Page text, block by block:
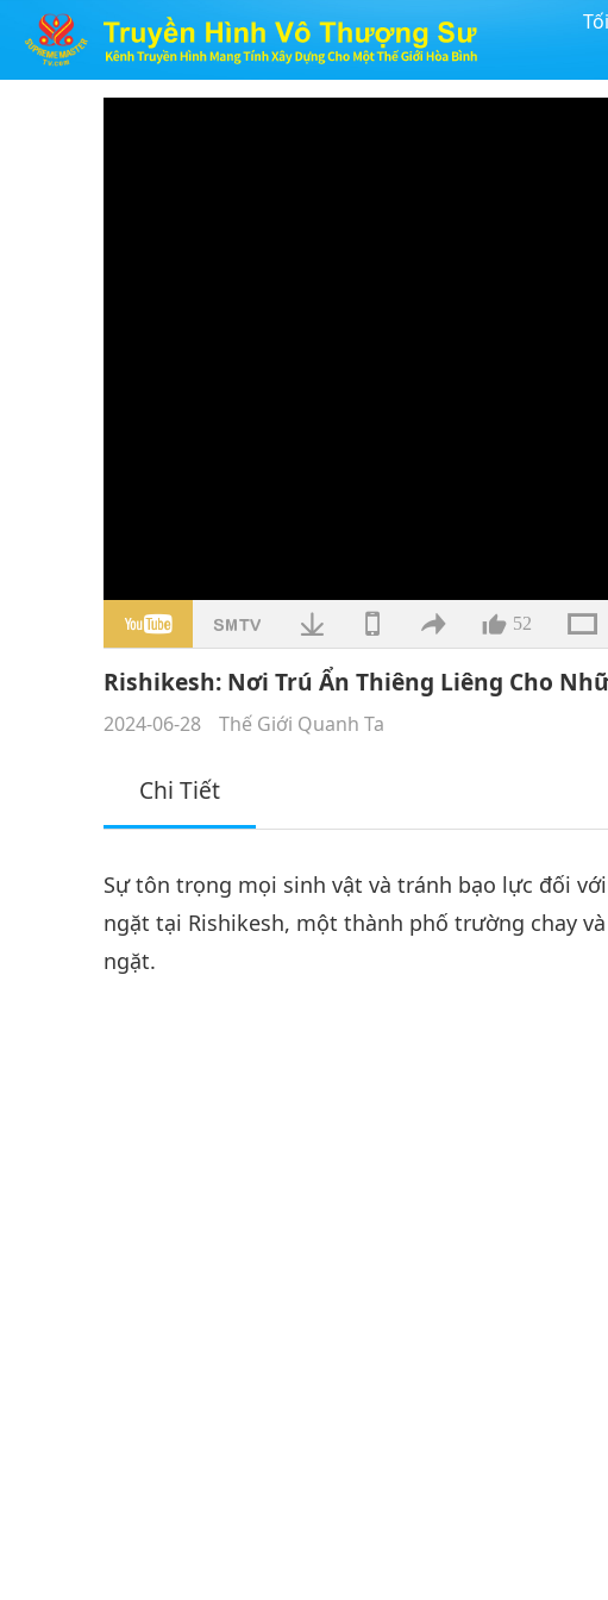
52
Rishikesh: Nơi Trú Ẩn Thiêng Liêng Cho
2024-06-28 Thế Giới Quanh Ta
Chi Tiết
Sự tôn trọng mọi sinh vật và tránh bạo lực đối
ngặt tại Rishikesh, một thành phố trường chay
ngặt.